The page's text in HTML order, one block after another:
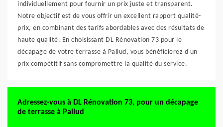
individuellement pour fournir un prix juste et transparent.
Notre objectif est de vous offrir un excellent rapport qualité-
prix, en combinant des tarifs abordables avec des résultats de
haute qualité. En choisissant DL Rénovation 73 pour le
décapage de votre terrasse à Pallud, vous bénéficierez d'un
prix compétitif sans compromettre la qualité du service.
Adressez-vous à DL Rénovation 73, pour un décapage
de terrasse à Pallud